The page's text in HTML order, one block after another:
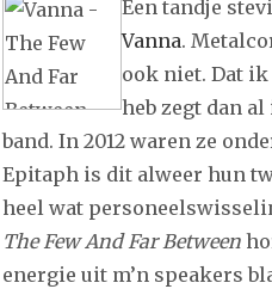
Een tandje
Vanna.
ook niet. Dat ik
heb zegt dan
band. In 2012 waren ze
Epitaph is dit alweer hun
heel wat
The Few And Far Between
energie uit m’n speakers